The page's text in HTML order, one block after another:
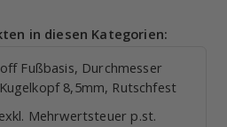
in diesen Kategorien:
Fußbasis, Durchmesser
8,5mm, Rutschfest
exkl. Mehrwertsteuer p.st.